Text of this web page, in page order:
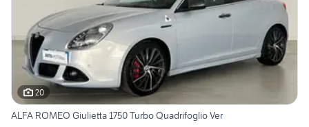
20
ALFA ROMEO Giulietta 1750 Turbo Quadrifoglio Ver